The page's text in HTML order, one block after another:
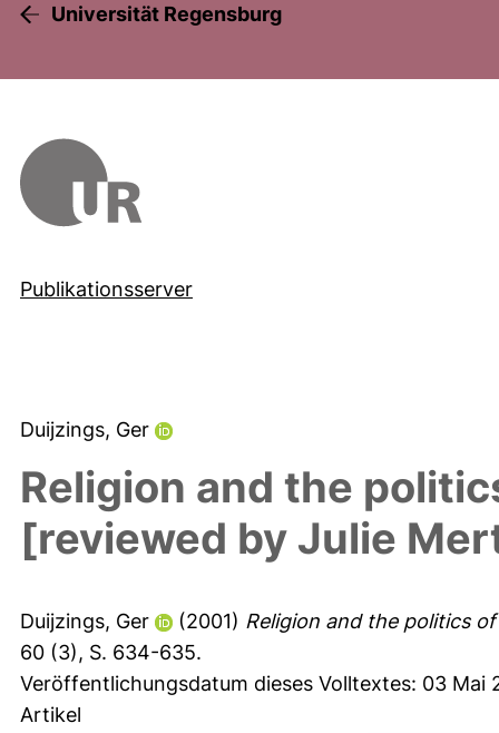
Universität Regensburg
Publikationsserver
Duijzings, Ger
Religion and the
[reviewed by Julie
Duijzings, Ger (2001) Religion and the politics
60 (3), S. 634-635.
Veröffentlichungsdatum dieses Volltextes: 03 Mai
Artikel